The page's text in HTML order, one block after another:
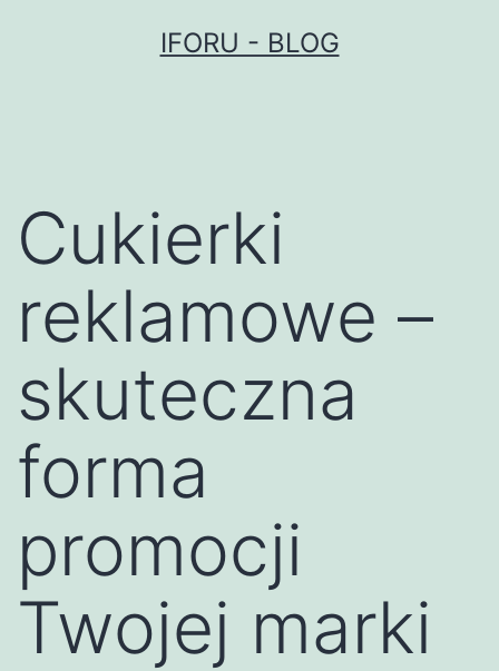
IFORU - BLOG
Cukierki
reklamowe –
skuteczna
forma
promocji
Twojej marki